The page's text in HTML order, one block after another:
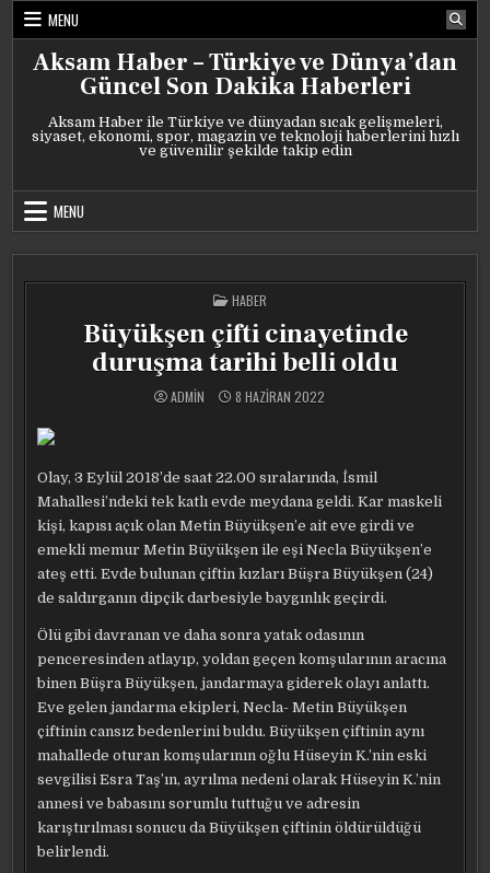
Skip
content
MENU
Aksam Haber – Türkiye ve Dünya’dan
Güncel Son Dakika Haberleri
Aksam Haber ile Türkiye ve dünyadan sıcak gelişmeleri,
siyaset, ekonomi, spor, magazin ve teknoloji haberlerini hızlı
ve güvenilir şekilde takip edin
MENU
POSTED
IN
HABER
Büyükşen çifti cinayetinde
duruşma tarihi belli oldu
ADMIN 8 HAZIRAN 2022
Olay, 3 Eylül 2018’de saat 22.00 sıralarında, İsmil
Mahallesi’ndeki tek katlı evde meydana geldi. Kar maskeli
kişi, kapısı açık olan Metin Büyükşen’e ait eve girdi ve
emekli memur Metin Büyükşen ile eşi Necla Büyükşen’e
ateş etti. Evde bulunan çiftin kızları Büşra Büyükşen (24)
de saldırganın dipçik darbesiyle baygınlık geçirdi.
Ölü gibi davranan ve daha sonra yatak odasının
penceresinden atlayıp, yoldan geçen komşularının aracına
binen Büşra Büyükşen, jandarmaya giderek olayı anlattı.
Eve gelen jandarma ekipleri, Necla- Metin Büyükşen
çiftinin cansız bedenlerini buldu. Büyükşen çiftinin aynı
mahallede oturan komşularının oğlu Hüseyin K.’nin eski
sevgilisi Esra Taş’ın, ayrılma nedeni olarak Hüseyin K.’nin
annesi ve babasını sorumlu tuttuğu ve adresin
karıştırılması sonucu da Büyükşen çiftinin öldürüldüğü
belirlendi.